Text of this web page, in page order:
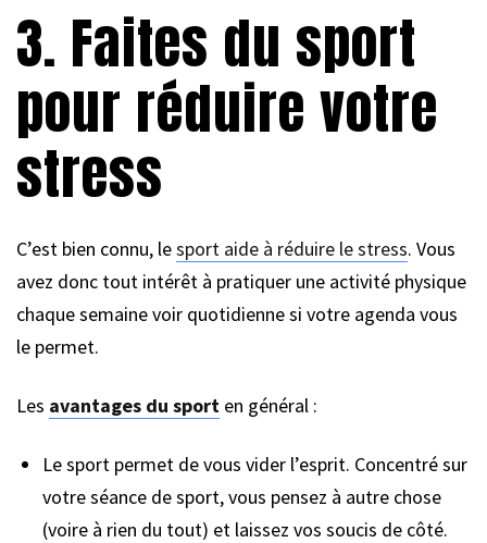
3. Faites du sport
pour réduire votre
stress
C’est bien connu, lesport aide à réduire le stress. Vous
avez donc tout intérêt à pratiquer une activité physique
chaque semaine voir quotidienne si votre agenda vous
le permet.
Les avantages du sport en général :
Le sport permet de vous vider l’esprit. Concentré sur
votre séance de sport, vous pensez à autre chose
(voire à rien du tout) et laissez vos soucis de côté.